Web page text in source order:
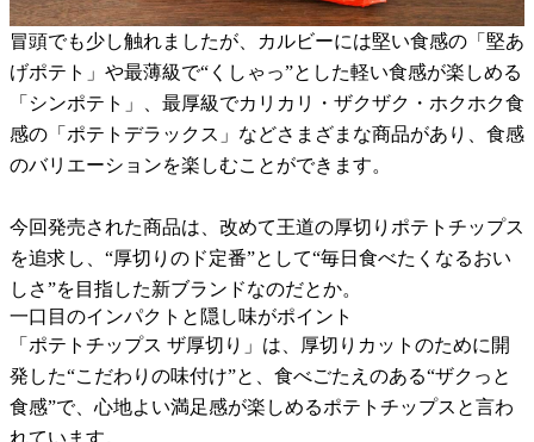
冒頭でも少し触れましたが、カルビーには堅い食感の「堅あ
げポテト」や最薄級で“くしゃっ”とした軽い食感が楽しめる
「シンポテト」、最厚級でカリカリ・ザクザク・ホクホク食
感の「ポテトデラックス」などさまざまな商品があり、食感
のバリエーションを楽しむことができます。
今回発売された商品は、改めて王道の厚切りポテトチップス
を追求し、“厚切りのド定番”として“毎日食べたくなるおい
しさ”を目指した新ブランドなのだとか。
一口目のインパクトと隠し味がポイント
「ポテトチップス ザ厚切り」は、厚切りカットのために開
発した“こだわりの味付け”と、食べごたえのある“ザクっと
食感”で、心地よい満足感が楽しめるポテトチップスと言わ
れています。